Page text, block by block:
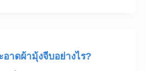
าดผ้ามุ้งจีบอย่างไร?